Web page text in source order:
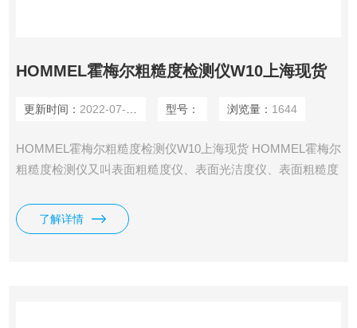
HOMMEL霍梅尔粗糙度检测仪W10上海现货
更新时间： 2022-07-14 型号： 浏览量： 1644
HOMMEL霍梅尔粗糙度检测仪W10上海现货 HOMMEL霍梅尔
粗糙度检测仪又叫表面粗糙度仪、表面光洁度仪、表面粗糙度
称。它具有测量精度高、测量范围宽、操作简便、便于携带、
工作稳定等特点，可以广泛应用于各种金属与非金属的加工表
了解详情